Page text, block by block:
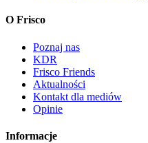
O Frisco
Poznaj nas
KDR
Frisco Friends
Aktualności
Kontakt dla mediów
Opinie
Informacje